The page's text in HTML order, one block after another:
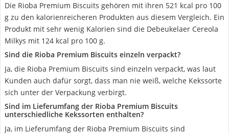
Die Rioba Premium Biscuits gehören mit ihren 521 kcal pro 100
g zu den kalorienreicheren Produkten aus diesem Vergleich. Ein
Produkt mit sehr wenig Kalorien sind die Debeukelaer Cereola
Milkys mit 124 kcal pro 100 g.
Sind die Rioba Premium Biscuits einzeln verpackt?
Ja, die Rioba Premium Biscuits sind einzeln verpackt, was laut
Kunden auch dafür sorgt, dass man nie weiß, welche Kekssorte
sich unter der Verpackung verbirgt.
Sind im Lieferumfang der Rioba Premium Biscuits
unterschiedliche Kekssorten enthalten?
Ja, im Lieferumfang der Rioba Premium Biscuits sind